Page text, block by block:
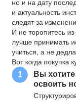
но и на дату
и актуальность
следят за
И не торопитесь
лучше принимать
учиться, а не
Вот когда покупка
1
Вы
освоить